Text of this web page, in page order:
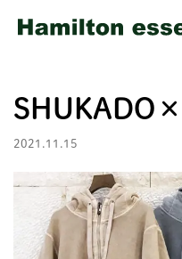
2021.11.15